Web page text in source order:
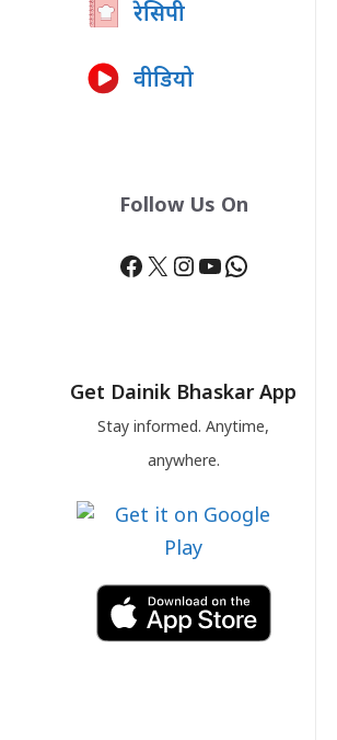
रेसिपी
वीडियो
Follow Us On
Facebook
X Instagram
YouTube
WhatsApp
Get Dainik Bhaskar App
Stay informed. Anytime,
anywhere.